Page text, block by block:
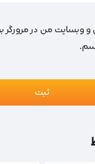
و وبسایت من در مرورگر